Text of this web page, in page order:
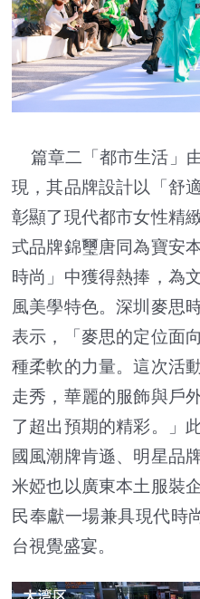
篇章二「都市生活」
現，其品牌設計以「舒
彰顯了現代都市女性精
式品牌錦璽唐同為寶安
時尚」中獲得熱捧，為
風美學特色。深圳麥思
表示，「麥思的定位面
種柔軟的力量。這次活
走秀，華麗的服飾與戶
了超出預期的精彩。」
國風潮牌肯遜、明星品
米婭也以廣東本土服裝
民奉獻一場兼具現代時
台視覺盛宴。